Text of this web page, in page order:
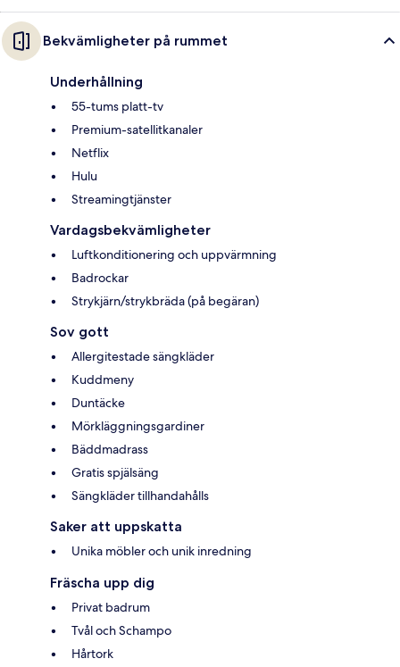
Bekvämligheter på rummet
Underhållning
55-tums platt-tv
Premium-satellitkanaler
Netflix
Hulu
Streamingtjänster
Vardagsbekvämligheter
Luftkonditionering och uppvärmning
Badrockar
Strykjärn/strykbräda (på begäran)
Sov gott
Allergitestade sängkläder
Kuddmeny
Duntäcke
Mörkläggningsgardiner
Bäddmadrass
Gratis spjälsäng
Sängkläder tillhandahålls
Saker att uppskatta
Unika möbler och unik inredning
Fräscha upp dig
Privat badrum
Tvål och Schampo
Hårtork